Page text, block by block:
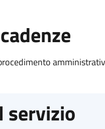
servizio